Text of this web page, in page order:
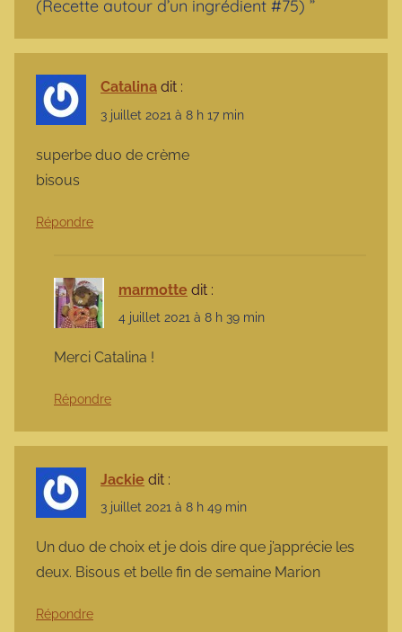
(Recette autour d’un ingrédient #75) ”
Catalina dit :
3 juillet 2021 à 8 h 17 min
superbe duo de crème
bisous
Répondre
marmotte dit :
4 juillet 2021 à 8 h 39 min
Merci Catalina !
Répondre
Jackie dit :
3 juillet 2021 à 8 h 49 min
Un duo de choix et je dois dire que j’apprécie les
deux. Bisous et belle fin de semaine Marion
Répondre